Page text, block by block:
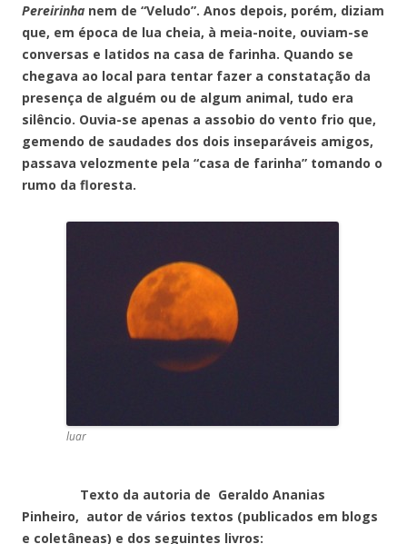
Pereirinha nem de “Veludo”. Anos depois, porém, diziam
que, em época de lua cheia, à meia-noite, ouviam-se
conversas e latidos na casa de farinha. Quando se
chegava ao local para tentar fazer a constatação da
presença de alguém ou de algum animal, tudo era
silêncio. Ouvia-se apenas a assobio do vento frio que,
gemendo de saudades dos dois inseparáveis amigos,
passava velozmente pela “casa de farinha” tomando o
rumo da floresta.
luar
Texto da autoria de Geraldo Ananias
Pinheiro, autor de vários textos (publicados em blogs
e coletâneas) e dos seguintes livros: